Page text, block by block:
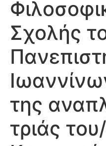
Σχολής
της
τριάς